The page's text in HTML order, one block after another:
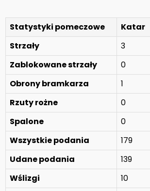
Statystyki pomeczowe Katar
Strzały
3
Zablokowane strzały
0
Obrony bramkarza
1
Rzuty rożne
0
Spalone
0
Wszystkie podania
179
Udane podania
139
Wślizgi
10